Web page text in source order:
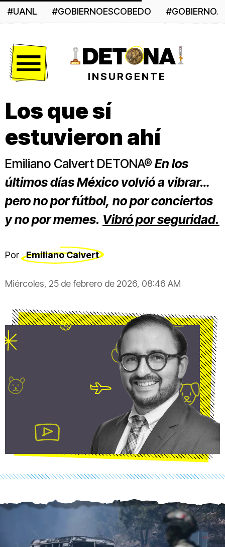
#UANL #GOBIERNOESCOBEDO
INSURGENTE
Los que sí
estuvieron ahí
Emiliano Calvert DETONA® En los
últimos días México volvió a vibrar…
pero no por fútbol, no por conciertos
y no por memes. Vibró por seguridad.
Por Emiliano Calvert
Miércoles, 25 de febrero de 2026, 08:46 AM